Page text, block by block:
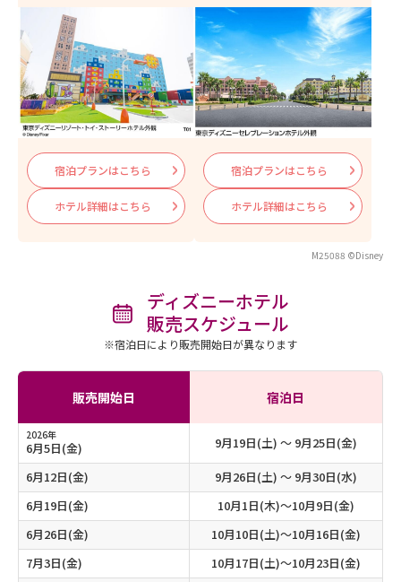
出発日
JR新大阪駅～舞浜駅発着
往復新幹線のぞみ号又はひかり号又はこだま号普通車指定席利用
3日間旅行代金（おとな1名様/4名1室利用時/東京ディズニーシー・
ファンタジースプリングスホテル ファンタジーシャトー2泊朝食付）
※こちらのプランにはパークチケット代金は含まれておりません。
宿泊プランはこちら
ホテル詳細はこちら
宿泊プランはこちら
ホテル詳細はこちら
M25088 ©Disney
ディズニーホテル
販売スケジュール
※宿泊日により販売開始日が異なります
販売開始日
2026年
6月5日(金)
6月12日(金)
6月19日(金)
6月26日(金)
7月3日(金)
宿泊日
9月19日(土) 〜 9月25日(金)
9月26日(土) 〜 9月30日(水)
10月1日(木)～10月9日(金)
10月10日(土)～10月16日(金)
10月17日(土)～10月23日(金)